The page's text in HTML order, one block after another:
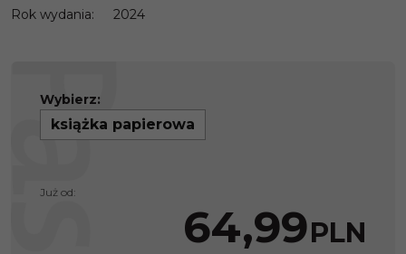
Rok wydania: 2024
Wybierz:
książka papierowa
Już od:
64,99PLN